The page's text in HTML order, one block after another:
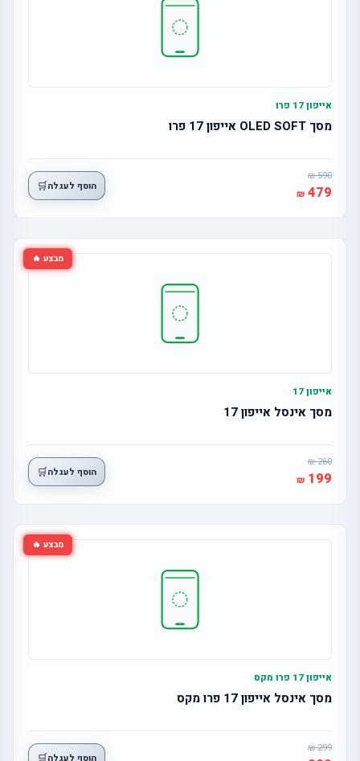
אייפון 17 פרו
מסך OLED SOFT אייפון 17 פרו
590
479 הוסף לעגלה🛒
מבצע 🔥
אייפון 17
מסך אינסל אייפון 17
260
199 הוסף לעגלה🛒
מבצע 🔥
אייפון 17 פרו מקס
מסך אינסל אייפון 17 פרו מקס
299
הוסף לעגלה🛒